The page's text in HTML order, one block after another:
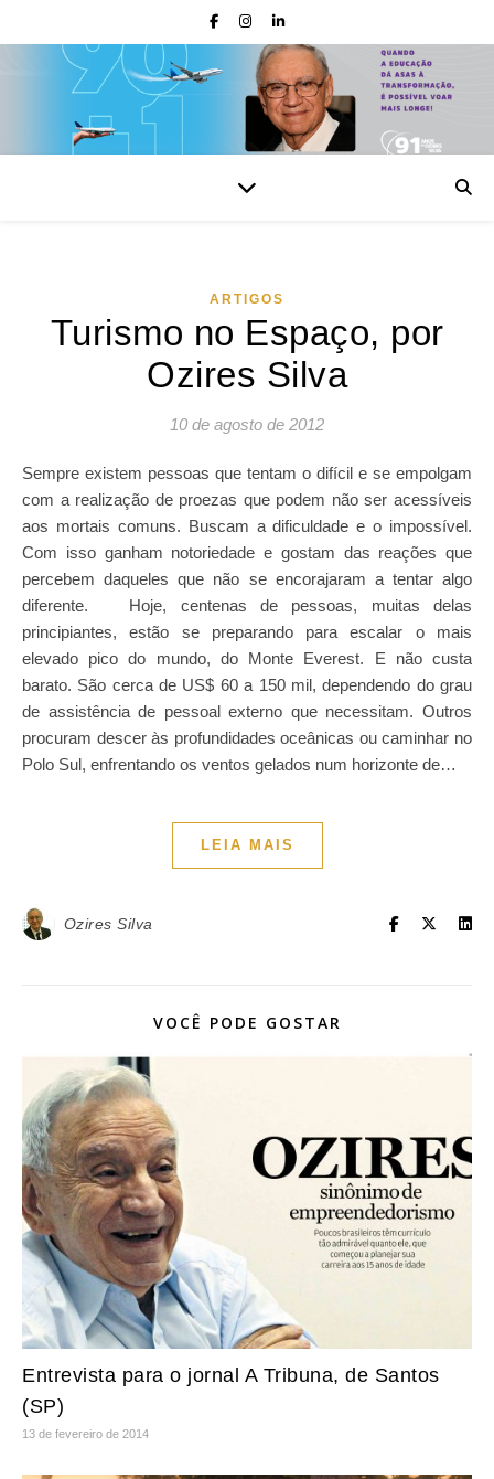
ARTIGOS
Turismo no Espaço, por
Ozires Silva
10 de agosto de 2012
Sempre existem pessoas que tentam o difícil e se empolgam
com a realização de proezas que podem não ser acessíveis
aos mortais comuns. Buscam a dificuldade e o impossível.
Com isso ganham notoriedade e gostam das reações que
percebem daqueles que não se encorajaram a tentar algo
diferente. Hoje, centenas de pessoas, muitas delas
principiantes, estão se preparando para escalar o mais
elevado pico do mundo, do Monte Everest. E não custa
barato. São cerca de US$ 60 a 150 mil, dependendo do grau
de assistência de pessoal externo que necessitam. Outros
procuram descer às profundidades oceânicas ou caminhar no
Polo Sul, enfrentando os ventos gelados num horizonte de…
LEIA MAIS
Ozires Silva
VOCÊ PODE GOSTAR
Entrevista para o jornal A Tribuna, de Santos
(SP)
13 de fevereiro de 2014